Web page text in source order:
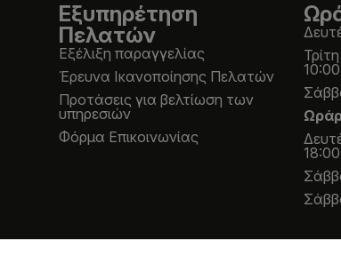
Εξυπηρέτηση
Πελατών
Εξέλιξη παραγγελίας
Έρευνα Ικανοποίησης Πελατών
Προτάσεις για βελτίωση των
υπηρεσιών
Φόρμα Επικοινωνίας
18:00